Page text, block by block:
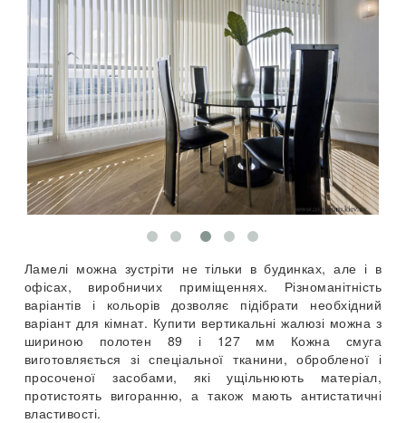
Ламелі можна зустріти не тільки в будинках, але і в
офісах, виробничих приміщеннях. Різноманітність
варіантів і кольорів дозволяє підібрати необхідний
варіант для кімнат. Купити вертикальні жалюзі можна з
шириною полотен 89 і 127 мм Кожна смуга
виготовляється зі спеціальної тканини, обробленої і
просоченої засобами, які ущільнюють матеріал,
протистоять вигоранню, а також мають антистатичні
властивості.